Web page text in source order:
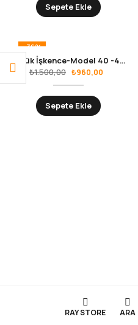
Sepete Ekle
-36%
Büyük İşkence-Model 40 -400mm
₺1.500,00 ₺960,00
Sepete Ekle
RAY STORE ARA